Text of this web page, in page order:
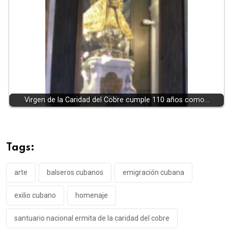
Virgen de la Caridad del Cobre cumple 110 años como…
Tags:
arte balseros cubanos emigración cubana
exilio cubano homenaje
santuario nacional ermita de la caridad del cobre